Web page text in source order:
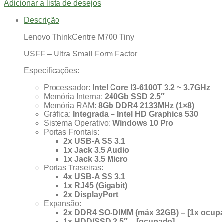
Adicionar a lista de desejos
Descrição
Lenovo ThinkCentre M700 Tiny
USFF – Ultra Small Form Factor
Especificações:
Processador: Intel Core I3-6100T 3.2 ~ 3.7GHz
Memória Interna: 240Gb SSD 2.5″
Memória RAM: 8Gb DDR4 2133MHz (1×8)
Gráfica: Integrada – Intel HD Graphics 530
Sistema Operativo: Windows 10 Pro
Portas Frontais:
2x USB-A SS 3.1
1x Jack 3.5 Audio
1x Jack 3.5 Micro
Portas Traseiras:
4x USB-A SS 3.1
1x RJ45 (Gigabit)
2x DisplayPort
Expansão:
2x DDR4 SO-DIMM (máx 32GB) – [1x